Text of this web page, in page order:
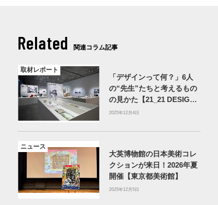
Related 関連コラム記事
取材レポート
「デザインって何？」6人
の“先生”たちと考えるもの
の見かた【21_21 DESIGN
SIGHT】
2025年12月4日
ニュース
大英博物館の日本美術コレ
クションが来日！2026年夏
開催【東京都美術館】
2025年12月5日